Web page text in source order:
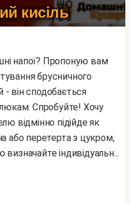
кисіль
брусничного
він сподобається
Спробуйте! Хочу
відмінно підійде як
або перетерта з цукром,
індивідуальн...